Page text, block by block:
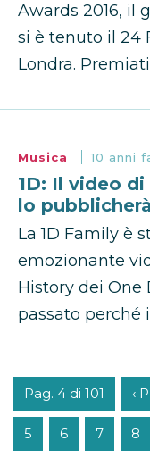
Awards 2016, il
si è tenuto il 24
Londra.
Musica 10 anni
1D: Il video
lo
La 1D Family è
emozionante
History dei One
passato perché
Pag. 4 di 101 ‹
5 6 7 8